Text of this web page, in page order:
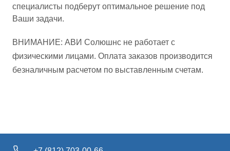
специалисты подберут оптимальное решение под
Ваши задачи.
ВНИМАНИЕ: АВИ Солюшнс не работает с
физическими лицами. Оплата заказов производится
безналичным расчетом по выставленным счетам.